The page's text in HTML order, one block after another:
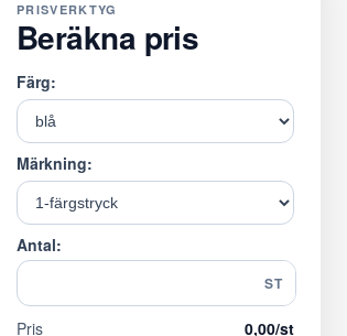
PRISVERKTYG
Beräkna pris
Färg:
Märkning:
Antal:
ST
Pris 0,00/st